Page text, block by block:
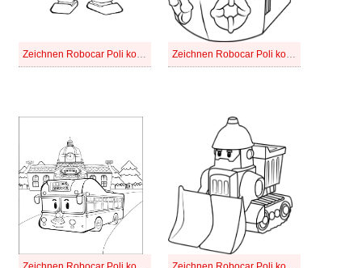
Zeichnen Robocar Poli kostenlos einfach Zeichnen Robocar Poli kostenlos für Kinder